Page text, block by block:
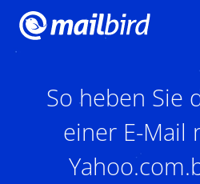
So heben Sie
einer E-Mail